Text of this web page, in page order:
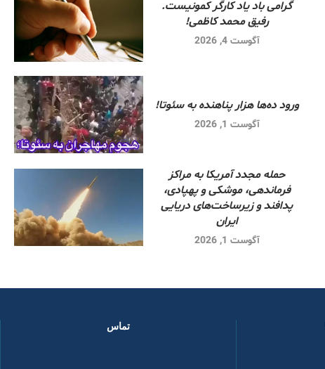
گرامی باد یاد کارگر کمونیست.
رفیق محمد کاظمی!
آگوست 4, 2026
ورود ده‌ها هزار پناهنده به سئوتا!
آگوست 1, 2026
حمله مجدد آمریکا به مراکز
فرماندهی، موشکی و پهپادی،
پدافند و زیرساخت‌های دریایی
ایران
آگوست 1, 2026
تماس